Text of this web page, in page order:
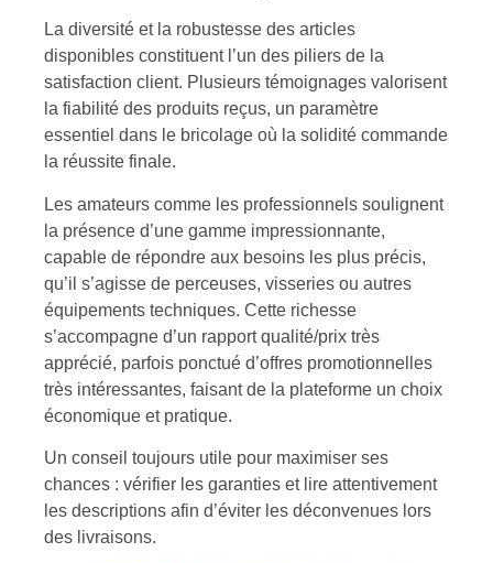
La diversité et la robustesse des articles
disponibles constituent l’un des piliers de la
satisfaction client. Plusieurs témoignages valorisent
la fiabilité des produits reçus, un paramètre
essentiel dans le bricolage où la solidité commande
la réussite finale.
Les amateurs comme les professionnels soulignent
la présence d’une gamme impressionnante,
capable de répondre aux besoins les plus précis,
qu’il s’agisse de perceuses, visseries ou autres
équipements techniques. Cette richesse
s’accompagne d’un rapport qualité/prix très
apprécié, parfois ponctué d’offres promotionnelles
très intéressantes, faisant de la plateforme un choix
économique et pratique.
Un conseil toujours utile pour maximiser ses
chances : vérifier les garanties et lire attentivement
les descriptions afin d’éviter les déconvenues lors
des livraisons.